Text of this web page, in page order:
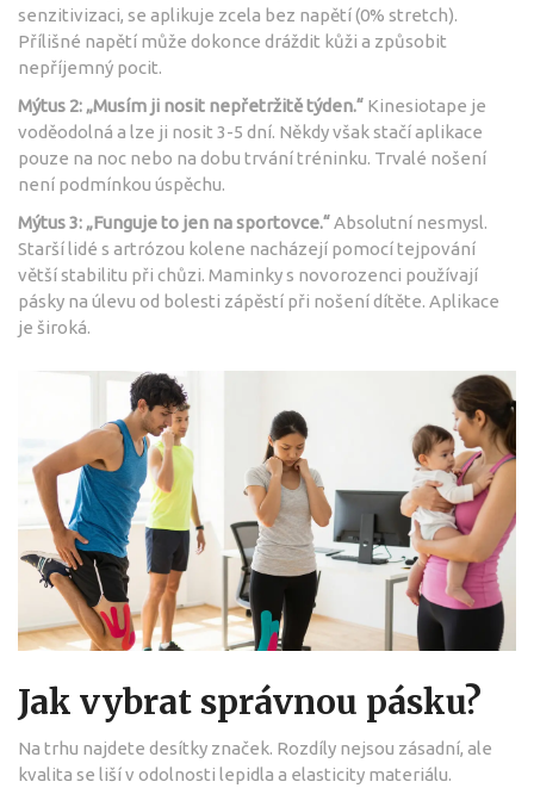
senzitivizaci, se aplikuje zcela bez napětí (0% stretch).
Přílišné napětí může dokonce dráždit kůži a způsobit
nepříjemný pocit.
Mýtus 2: „Musím ji nosit nepřetržitě týden.“ Kinesiotape je
voděodolná a lze ji nosit 3-5 dní. Někdy však stačí aplikace
pouze na noc nebo na dobu trvání tréninku. Trvalé nošení
není podmínkou úspěchu.
Mýtus 3: „Funguje to jen na sportovce.“Absolutní nesmysl.
Starší lidé s artrózou kolene nacházejí pomocí tejpování
větší stabilitu při chůzi. Maminky s novorozenci používají
pásky na úlevu od bolesti zápěstí při nošení dítěte. Aplikace
je široká.
Jak vybrat správnou pásku?
Na trhu najdete desítky značek. Rozdíly nejsou zásadní, ale
kvalita se liší v odolnosti lepidla a elasticity materiálu.